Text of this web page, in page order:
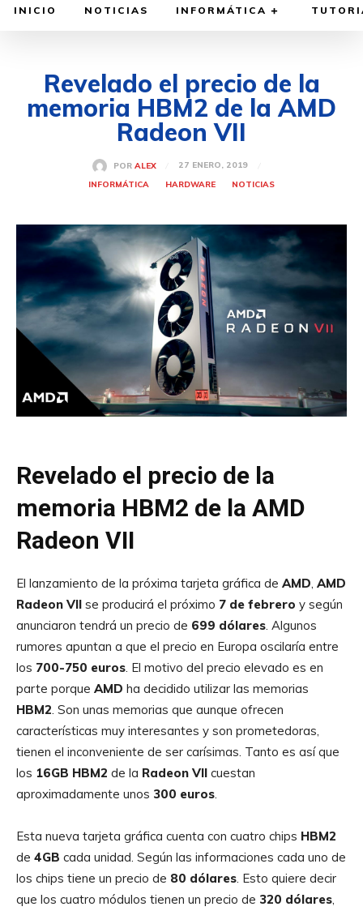
INICIO NOTICIAS INFORMÁTICA
Revelado el precio de la
memoria HBM2 de la AMD
Radeon VII
POR ALEX
27 ENERO, 2019
INFORMÁTICA
HARDWARE NOTICIAS
Revelado el precio de la
memoria HBM2 de la AMD
Radeon VII
El lanzamiento de la próxima tarjeta gráfica de AMD AMD
Radeon VII se producirá el próximo 7 de febrero y según
anunciaron tendrá un precio de 699 dólares . Algunos
rumores apuntan a que el precio en Europa oscilaría entre
los 700-750 euros . El motivo del precio elevado es en
parte porque AMD ha decidido utilizar las memorias
HBM2 . Son unas memorias que aunque ofrecen
características muy interesantes y son prometedoras,
tienen el inconveniente de ser carísimas. Tanto es así que
los 16GB HBM2 de la Radeon VII cuestan
aproximadamente unos 300 euros
Esta nueva tarjeta gráfica cuenta con cuatro chips HBM2
de 4GB cada unidad. Según las informaciones cada uno de
los chips tiene un precio de 80 dólares . Esto quiere decir
que los cuatro módulos tienen un precio de 320 dólares